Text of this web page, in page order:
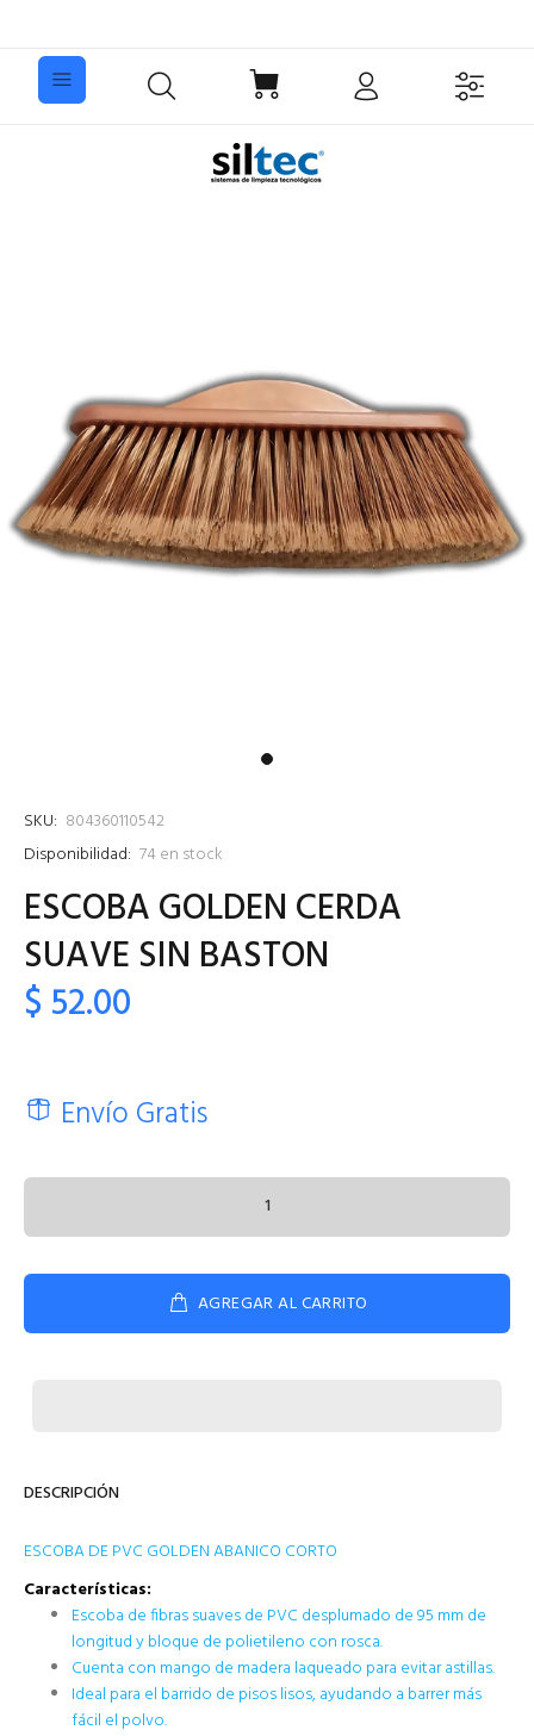
SKU: 804360110542
Disponibilidad: 74en stock
ESCOBA GOLDEN CERDA
SUAVE SIN BASTON
$ 52.00
Envío Gratis
AGREGAR AL CARRITO
DESCRIPCIÓN
ESCOBA DE PVC GOLDEN ABANICO CORTO
Características:
Escoba de fibras suaves de PVC desplumado de 95 mm de
longitud y bloque de polietileno con rosca.
Cuenta con mango de madera laqueado para evitar astillas.
Ideal para el barrido de pisos lisos, ayudando a barrer más
fácil el polvo.